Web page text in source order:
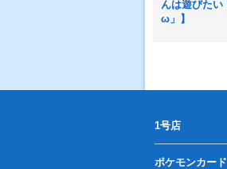
んは遊びたい
ω」】
1号店
ポケモンカード